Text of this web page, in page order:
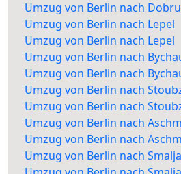
Umzug von Berlin nach
Umzug von Berlin nach Lepel
Umzug von Berlin nach Lepel
Umzug von Berlin nach
Umzug von Berlin nach
Umzug von Berlin nach
Umzug von Berlin nach
Umzug von Berlin nach
Umzug von Berlin nach
Umzug von Berlin nach